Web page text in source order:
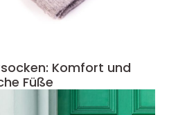
Komfort und
Füße